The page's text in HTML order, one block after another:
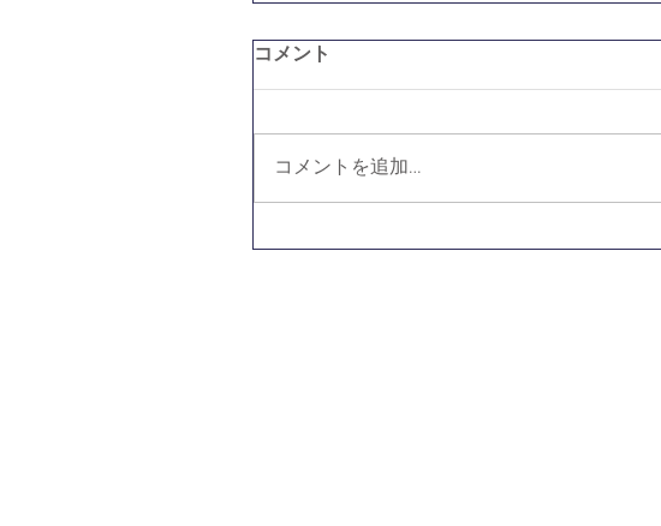
コメント
コメントを追加…